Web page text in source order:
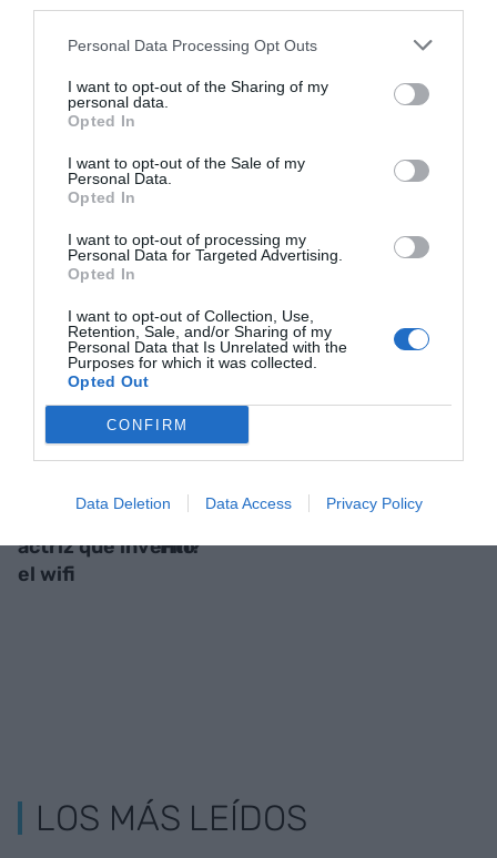
Personal Data Processing Opt Outs
I want to opt-out of the Sharing of my
personal data.
Opted In
I want to opt-out of the Sale of my
Personal Data.
Opted In
I want to opt-out of processing my
Personal Data for Targeted Advertising.
Opted In
I want to opt-out of Collection, Use,
Retention, Sale, and/or Sharing of my
Personal Data that Is Unrelated with the
Purposes for which it was collected.
Opted Out
CONFIRM
Data Deletion Data Access Privacy Policy
ACTIVAR AHORA
RELACIONADAS
actriz que inventó
el wifi
Tenemos que escribir wifi o Wi-
Fin?
LOS MÁS LEÍDOS